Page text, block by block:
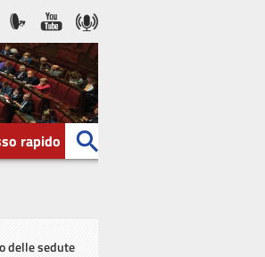
rapido
delle sedute